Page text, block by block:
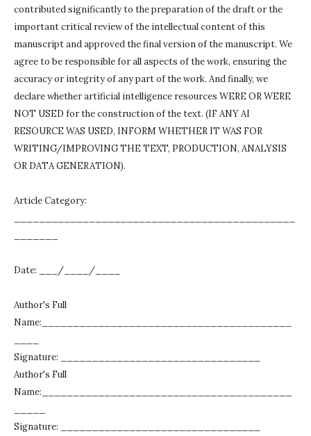
contributed significantly to the preparation of the draft or the
important critical review of the intellectual content of this
manuscript and approved the final version of the manuscript. We
agree to be responsible for all aspects of the work, ensuring the
accuracy or integrity of any part of the work. And finally, we
declare whether artificial intelligence resources WERE OR WERE
NOT USED for the construction of the text. (IF ANY AI
RESOURCE WAS USED, INFORM WHETHER IT WAS FOR
WRITING/IMPROVING THE TEXT, PRODUCTION, ANALYSIS
OR DATA GENERATION).
Article Category:
Date: ___/____/____
Author's Full
Name:________________________________________
Signature: ________________________________
Author's Full
Name:________________________________________
Signature: ________________________________